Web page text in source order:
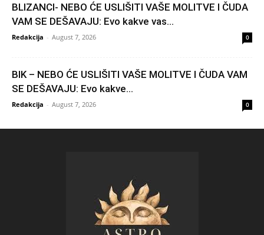
BLIZANCI- NEBO ĆE USLIŠITI VAŠE MOLITVE I ČUDA
VAM SE DEŠAVAJU: Evo kakve vas...
Redakcija - August 7, 2026 0
BIK – NEBO ĆE USLIŠITI VAŠE MOLITVE I ČUDA VAM
SE DEŠAVAJU: Evo kakve...
Redakcija - August 7, 2026 0